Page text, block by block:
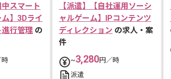
中スマート
】3Dライ
行管理 の
時
【派遣】【自社運用ソーシ
ャルゲーム】IPコンテンツ
ディレクション の求人・案
件
~3,280円／時
派遣